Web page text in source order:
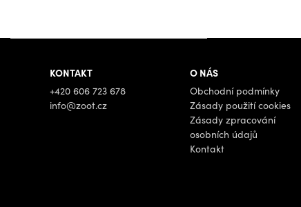
KONTAKT
+420 606 723 678
info@zoot.cz
O NÁS
Obchodní podmínky
Zásady použití cookies
Zásady zpracování
osobních údajů
Kontakt